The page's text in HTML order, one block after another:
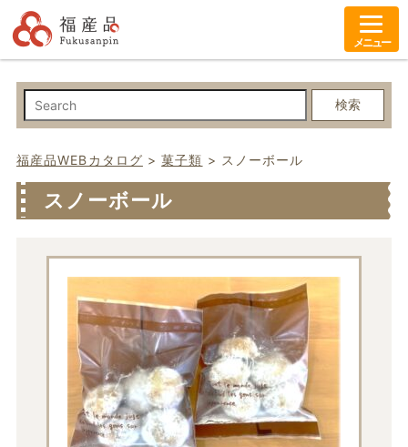
メニュー
検索
福産品WEBカタログ >菓子類 > スノーボール
スノーボール